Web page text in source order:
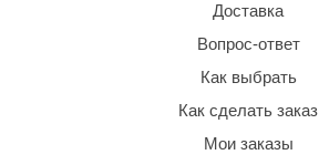
Доставка
Вопрос-ответ
Как выбрать
Как сделать заказ
Мои заказы